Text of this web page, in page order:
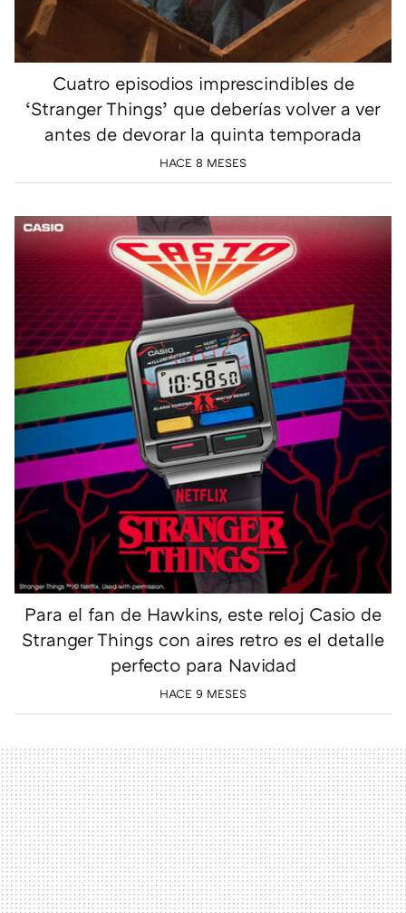
Cuatro episodios imprescindibles de
‘Stranger Things’ que deberías volver a ver
antes de devorar la quinta temporada
HACE 8 MESES
Para el fan de Hawkins, este reloj Casio de
Stranger Things con aires retro es el detalle
perfecto para Navidad
HACE 9 MESES